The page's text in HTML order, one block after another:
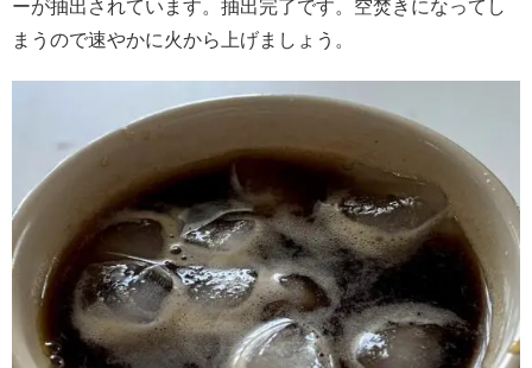
ーが抽出されています。抽出完了です。空焚きになってし
まうので速やかに火から上げましょう。